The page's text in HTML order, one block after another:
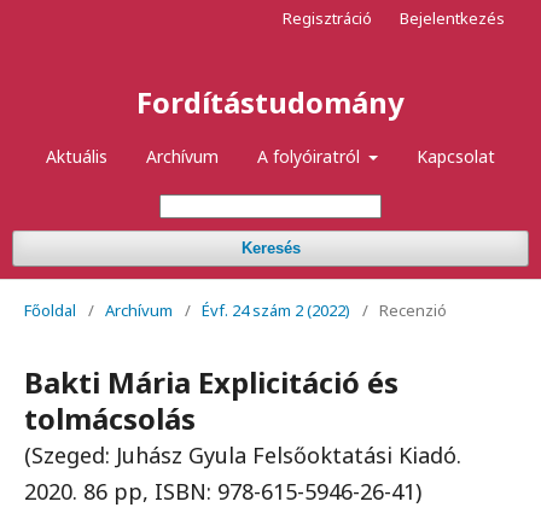
Fordítástudomány
Aktuális Archívum A folyóiratról Kapcsolat
Keresés
Regisztráció Bejelentkezés
Főoldal / Archívum / Évf. 24 szám 2 (2022) / Recenzió
Bakti Mária Explicitáció és
tolmácsolás
(Szeged: Juhász Gyula Felsőoktatási Kiadó.
2020. 86 pp, ISBN: 978-615-5946-26-41)